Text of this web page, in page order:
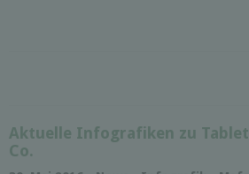
Aktuelle Infografiken zu
Co.